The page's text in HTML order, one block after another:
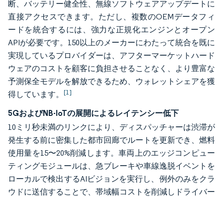
断、バッテリー健全性、無線ソフトウェアアップデートに
直接アクセスできます。ただし、複数のOEMデータフィ
ードを統合するには、強力な正規化エンジンとオープン
APIが必要です。150以上のメーカーにわたって統合を既に
実現しているプロバイダーは、アフターマーケットハード
ウェアのコストを顧客に負担させることなく、より豊富な
予測保全モデルを解放できるため、ウォレットシェアを獲
得しています。 [1]
5GおよびNB-IoTの展開によるレイテンシー低下
10ミリ秒未満のリンクにより、ディスパッチャーは渋滞が
発生する前に密集した都市回廊でルートを更新でき、燃料
使用量を15〜20%削減します。車両上のエッジコンピュー
ティングモジュールは、急ブレーキや車線逸脱イベントを
ローカルで検出するAIビジョンを実行し、例外のみをクラ
ウドに送信することで、帯域幅コストを削減しドライバー